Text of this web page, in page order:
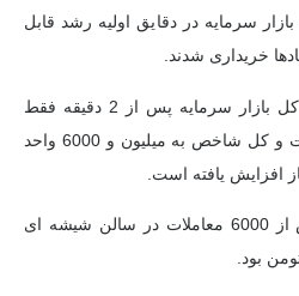
سرمایه در دقایق اولیه رشد قابل
خریداری شدند.
امروز (اول مارس) ، شاخص کل بازار سرمایه پس از 2 دقیقه فقط
حدود 2،000 واحد افزایش یافت و کل شاخص به میلیون و 6000 واحد
تا لحظه ارسال گزارش ، بیش از 6000 معاملات در سالن شیشه ای